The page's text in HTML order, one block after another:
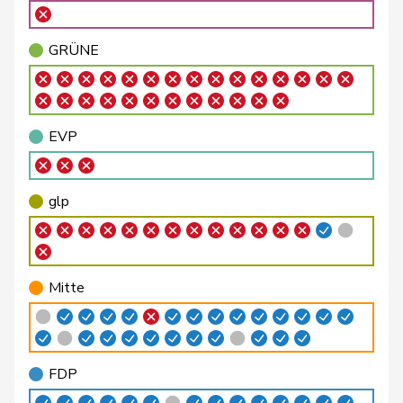
Bellaiche Judith glp GL
ZH
Bendahan
Samuel SP S
VD
Berthoud
Alexandre FDP RL
VD
Bertschy
Kathrin glp GL
BE
Bircher
Martina SVP V
Birrer-Heimo
Prisca SP S
LU
Bourgeois
Jacques FDP RL FR
Bregy
Philipp
Mitte M-E VS
GRÜNE
EVP
glp
Mitte
FDP